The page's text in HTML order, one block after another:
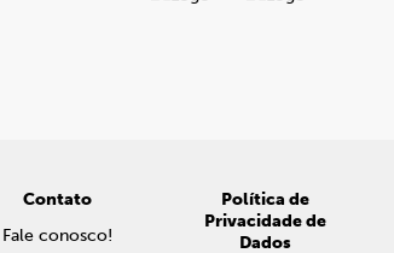
Contato
Fale conosco!
Política de
Privacidade de
Dados